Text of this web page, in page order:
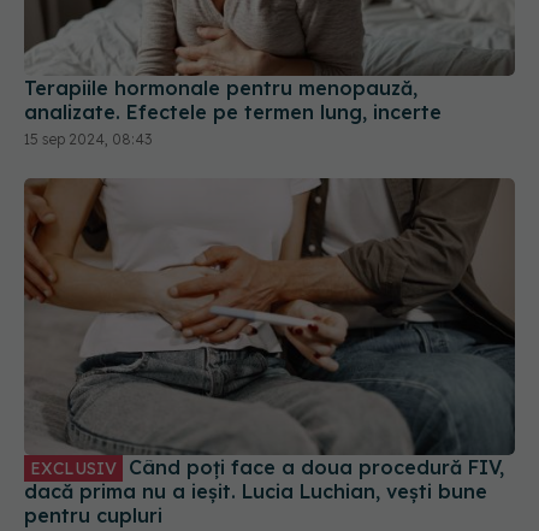
Terapiile hormonale pentru menopauză,
analizate. Efectele pe termen lung, incerte
15 sep 2024, 08:43
EXCLUSIV
dacă prima nu a ieșit. Lucia Luchian, vești bune
pentru cupluri